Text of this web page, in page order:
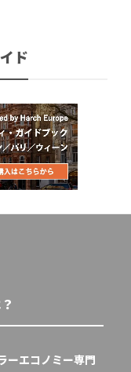
ド
エコノミー専門